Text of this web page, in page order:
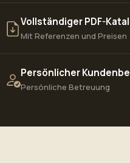
Vollständiger PDF-
Mit Referenzen und Preisen
Persönlicher
Persönliche Betreuung